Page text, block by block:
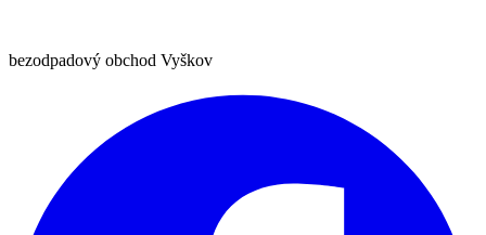
bezodpadový obchod Vyškov